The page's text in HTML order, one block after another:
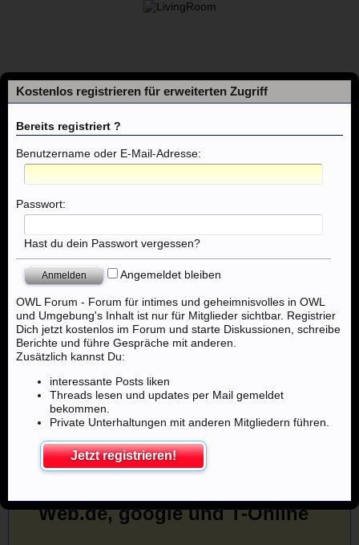
Foren ... Deutschland & Weltweit
Web.de, google und T-Online
Foren
Themen mit aktuellen Beiträgen
Kostenlos registrieren für erweiterten Zugriff
Bereits registriert ?
Benutzername oder E-Mail-Adresse:
Passwort:
Hast du dein Passwort vergessen?
Angemeldet bleiben
OWL Forum - Forum für intimes und geheimnisvolles in OWL
und Umgebung's Inhalt ist nur für Mitglieder sichtbar. Registrier
Dich jetzt kostenlos im Forum und starte Diskussionen, schreibe
Berichte und führe Gespräche mit anderen.
Zusätzlich kannst Du:
interessante Posts liken
Threads lesen und updates per Mail gemeldet
bekommen.
Private Unterhaltungen mit anderen Mitgliedern führen.
Jetzt registrieren!